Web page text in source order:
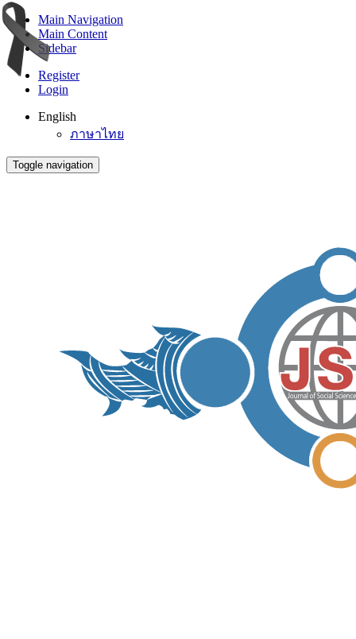
Main Navigation
Main Content
Sidebar
Register
Login
English
ภาษาไทย
Toggle navigation